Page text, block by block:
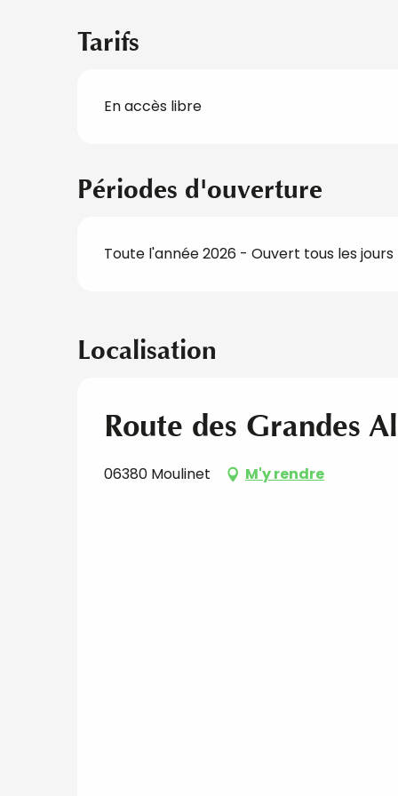
Tarifs
En accès libre
Périodes d'ouverture
Toute l'année 2026 - Ouvert tous les jours
Localisation
Route des Grandes
06380 Moulinet M'y rendre